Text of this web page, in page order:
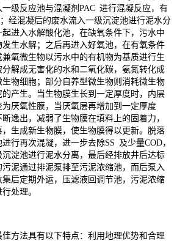
级反应池与混凝剂PAC 进行混凝反应，有
经混凝后的废水流入一级沉淀池进行泥水分
进入水解酸化池，在缺氧条件下，污水中
生水解；之后再进入好氧池，在有氧条件
兼氧微生物以污水中的有机物为基质进行生
解成无害化的水和二氧化碳，氨氮转化成
物细胞；部分自养型微生物则消耗微生物
产生。当生物膜生长到一定厚度时，内层
厌氧性膜，当厌氧层再增加到一定厚度
逸出，减弱了生物膜在填料上的固着力，
生成新生物膜，使生物膜得以更新。脱落
行再次混凝，进一步去除SS 及少量COD，
淀池进行泥水分离，最后经排放井后达标
泥通过排泥泵排至污泥浓缩池，而后泵入
后定期外运，压滤液回调节池，污泥浓缩
处理。
方法具有以下特点：利用地理优势和合理